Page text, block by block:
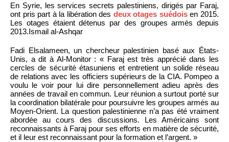
En Syrie, les services secrets palestiniens, dirigés par Faraj,
ont pris part à la libération des deux otages suédoisen 2015.
Les otages étaient détenus par des groupes armés depuis
2013.Ismail al-Ashqar
Fadi Elsalameen, un chercheur palestinien basé aux États-
Unis, a dit à Al-Monitor : « Faraj est très apprécié dans les
cercles de sécurité étasuniens et entretient un solide réseau
de relations avec les officiers supérieurs de la CIA. Pompeo a
voulu le voir pour lui dire personnellement adieu après des
années de travail en commun. Leur réunion a surtout porté sur
la coordination bilatérale pour poursuivre les groupes armés au
Moyen-Orient. La question palestinienne n’a pas été vraiment
abordée au cours des discussions. Les Américains sont
reconnaissants à Faraj pour ses efforts en matière de sécurité,
et il leur est reconnaissant pour la formation et l’argent. »